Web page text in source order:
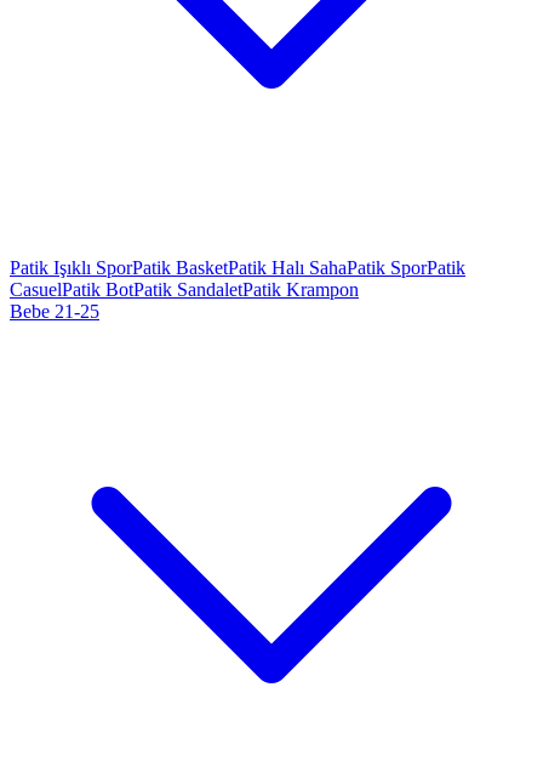
Patik Işıklı SporPatik BasketPatik Halı SahaPatik SporPatik
CasuelPatik BotPatik SandaletPatik Krampon
Bebe 21-25